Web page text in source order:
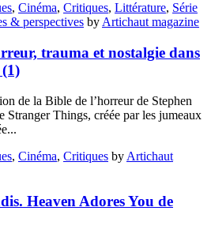
, Cinéma, Critiques, Littérature, Série
& perspectives byArtichaut magazine
trauma et nostalgie dans
de la Bible de l’horreur de Stephen
Things, créée par les jumeaux
, Cinéma, Critiques by Artichaut
Heaven Adores You de